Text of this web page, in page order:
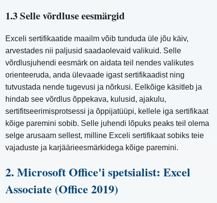
1.3 Selle võrdluse eesmärgid
Exceli sertifikaatide maailm võib tunduda üle jõu käiv,
arvestades nii paljusid saadaolevaid valikuid. Selle
võrdlusjuhendi eesmärk on aidata teil nendes valikutes
orienteeruda, anda ülevaade igast sertifikaadist ning
tutvustada nende tugevusi ja nõrkusi. Eelkõige käsitleb ja
hindab see võrdlus õppekava, kulusid, ajakulu,
sertifitseerimisprotsessi ja õppijatüüpi, kellele iga sertifikaat
kõige paremini sobib. Selle juhendi lõpuks peaks teil olema
selge arusaam sellest, milline Exceli sertifikaat sobiks teie
vajaduste ja karjäärieesmärkidega kõige paremini.
2. Microsoft Office'i spetsialist: Excel
Associate (Office 2019)